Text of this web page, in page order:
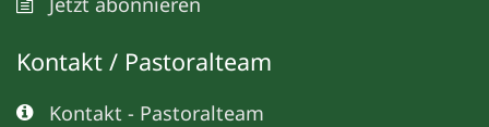
Kontakt / Pastoralteam
Kontakt - Pastoralteam